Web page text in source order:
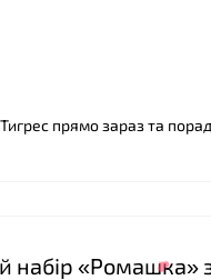
прямо зараз та
«Ромашка»